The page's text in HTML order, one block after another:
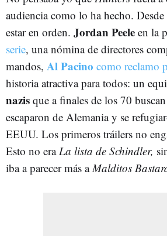
audiencia como lo ha hecho.
estar en orden. Jordan Peele en la
serie, una nómina de directores
mandos, Al Pacino como reclamo
historia atractiva para todos: un
nazis que a finales de los 70
escaparon de Alemania y se
EEUU. Los primeros tráilers no
Esto no era La lista de Schindler,
iba a parecer más a Malditos